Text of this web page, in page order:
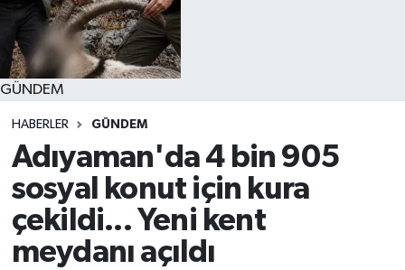
GÜNDEM
HABERLER GÜNDEM
Adıyaman'da 4 bin 905
sosyal konut için kura
çekildi... Yeni kent
meydanı açıldı